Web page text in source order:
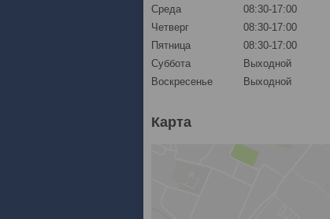
Среда
08:30-17:00
Четверг
08:30-17:00
Пятница
08:30-17:00
Суббота
Выходной
Воскресенье
Выходной
Карта